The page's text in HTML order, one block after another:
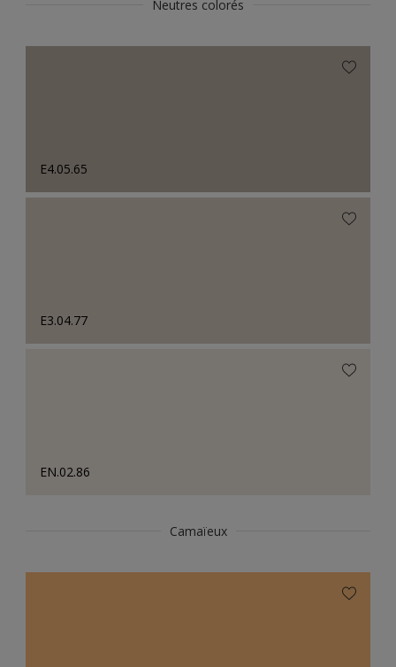
Neutres colorés
E4.05.65
E3.04.77
EN.02.86
Camaïeux